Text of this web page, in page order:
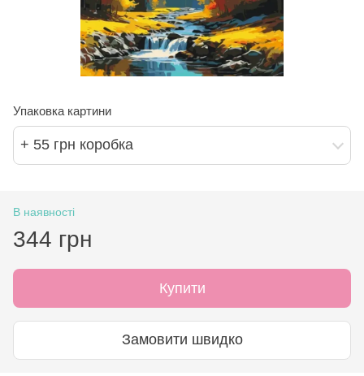
Упаковка картини
+ 55 грн коробка
В наявності
344 грн
Купити
Замовити швидко